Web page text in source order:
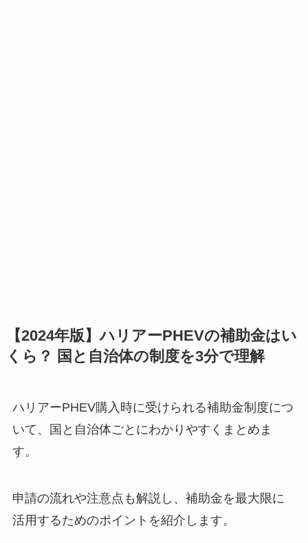
【2024年版】ハリアーPHEVの補助金はい
くら？ 国と自治体の制度を3分で理解
ハリアーPHEV購入時に受けられる補助金制度につ
いて、国と自治体ごとにわかりやすくまとめま
す。
申請の流れや注意点も解説し、補助金を最大限に
活用するためのポイントを紹介します。